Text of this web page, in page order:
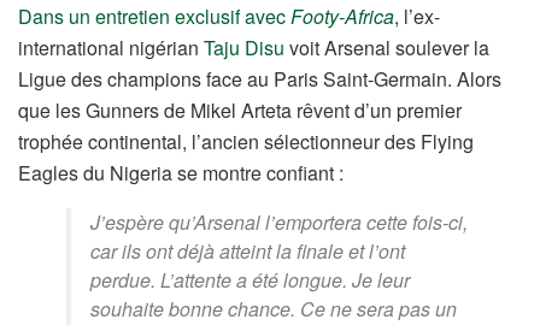
Dans un entretien exclusif avecFooty-Africa, l’ex-
international nigérian Taju Disu voit Arsenal soulever la
Ligue des champions face au Paris Saint-Germain. Alors
que les Gunners de Mikel Arteta rêvent d’un premier
trophée continental, l’ancien sélectionneur des Flying
Eagles du Nigeria se montre confiant :
J’espère qu’Arsenal l’emportera cette fois-ci,
car ils ont déjà atteint la finale et l’ont
perdue. L’attente a été longue. Je leur
souhaite bonne chance. Ce ne sera pas un